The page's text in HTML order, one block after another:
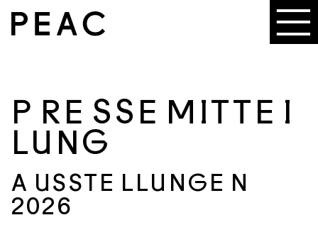
PRESSEMITTEI
LUNG
AUSSTELLUNGEN
2026